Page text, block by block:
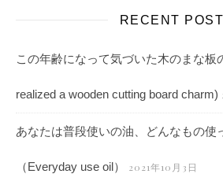
RECENT
この年齢になって気づいた木のまな板
realized a wooden cutting board charm)
あなたは普段使いの油、どんなもの使
（Everyday use oil） 2021年10月3日